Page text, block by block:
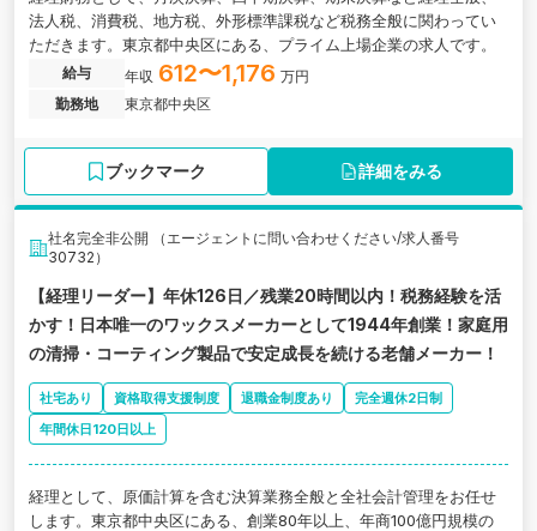
法人税、消費税、地方税、外形標準課税など税務全般に関わってい
ただきます。東京都中央区にある、プライム上場企業の求人です。
給与 年収 612〜1,176 万円
勤務地
東京都中央区
ブックマーク 詳細をみる
社名完全非公開 （エージェントに問い合わせください/求人番号
30732）
【経理リーダー】年休126日／残業20時間以内！税務経験を活
かす！日本唯一のワックスメーカーとして1944年創業！家庭用
の清掃・コーティング製品で安定成長を続ける老舗メーカー！
社宅あり 資格取得支援制度 退職金制度あり
完全週休2日制
年間休日120日以上
経理として、原価計算を含む決算業務全般と全社会計管理をお任せ
します。東京都中央区にある、創業80年以上、年商100億円規模の